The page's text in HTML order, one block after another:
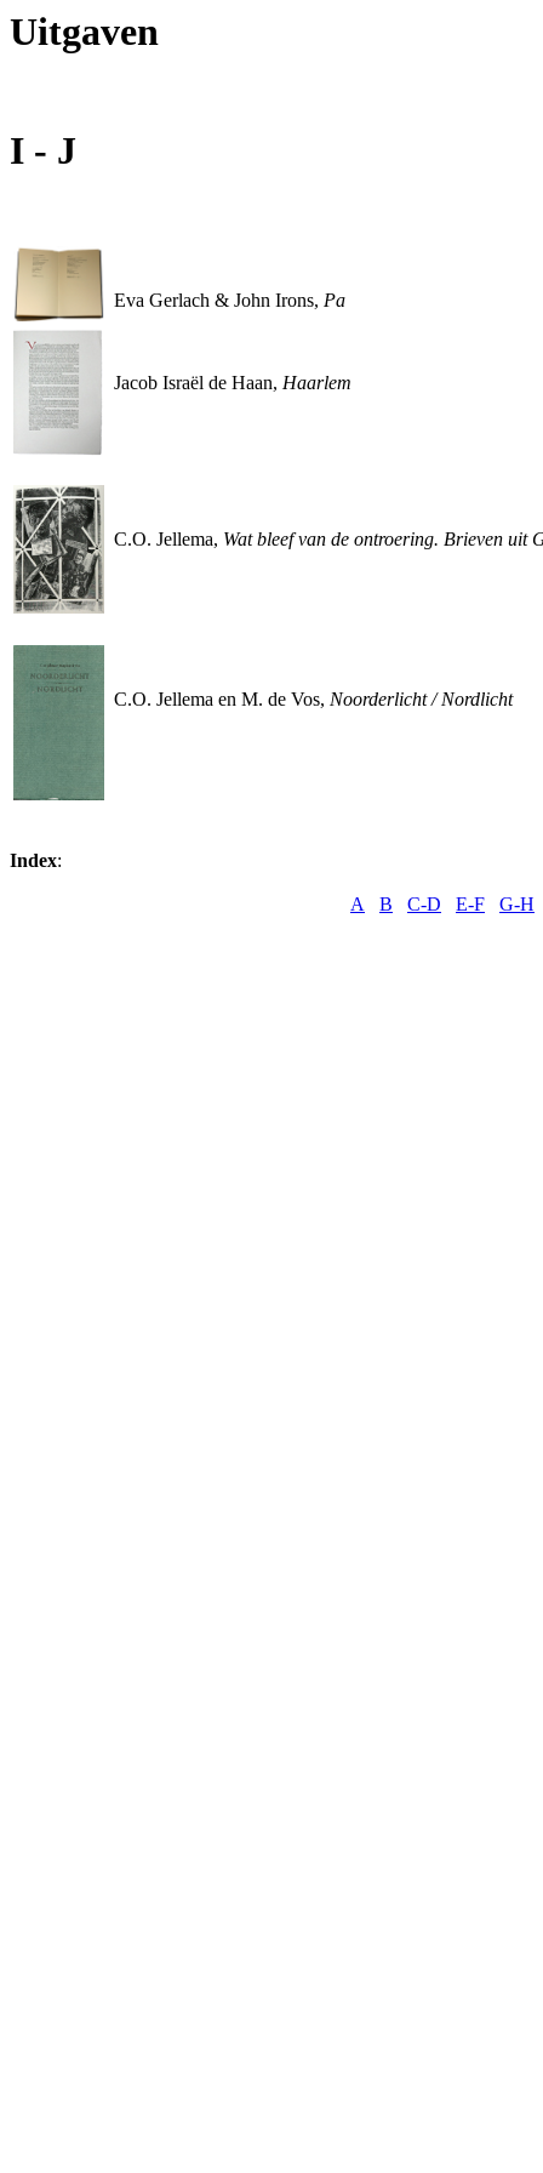
Uitgaven
I - J
Eva Gerlach & John Irons, Pa
Jacob Israël de Haan, Haarlem
C.O. Jellema, Wat bleef van de ontroering. Brieven uit
C.O. Jellema en M. de Vos, Noorderlicht / Nordlicht
Index:
A B C-D E-F G-H